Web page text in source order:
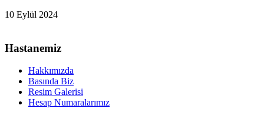
10 Eylül 2024
Hastanemiz
Hakkımızda
Basında Biz
Resim Galerisi
Hesap Numaralarımız